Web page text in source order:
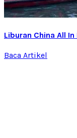
Liburan China All
Baca Artikel